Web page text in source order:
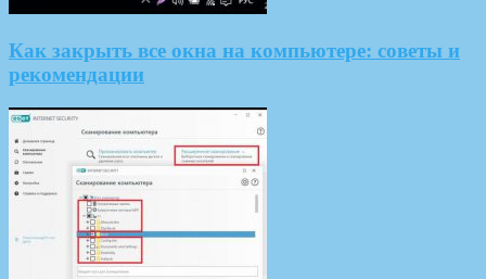
Как закрыть все окна на компьютере: советы и
рекомендации